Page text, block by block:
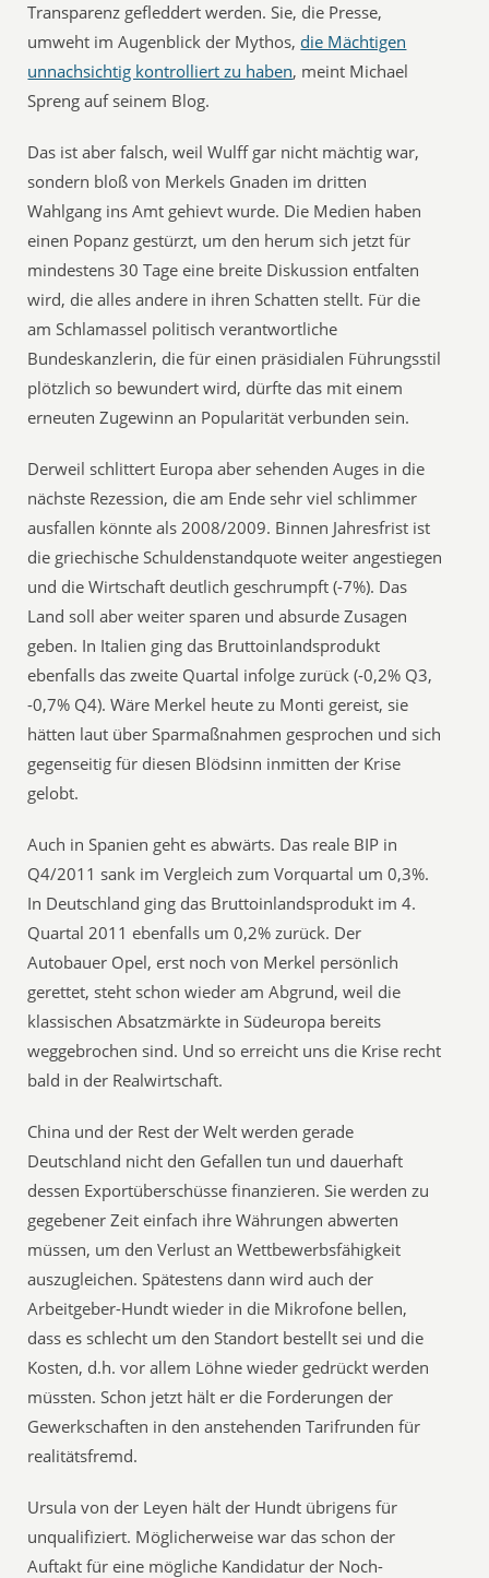
Transparenz gefleddert werden. Sie, die Presse,
umweht im Augenblick der Mythos, die Mächtigen
unnachsichtig kontrolliert zu haben, meint Michael
Spreng auf seinem Blog.
Das ist aber falsch, weil Wulff gar nicht mächtig war,
sondern bloß von Merkels Gnaden im dritten
Wahlgang ins Amt gehievt wurde. Die Medien haben
einen Popanz gestürzt, um den herum sich jetzt für
mindestens 30 Tage eine breite Diskussion entfalten
wird, die alles andere in ihren Schatten stellt. Für die
am Schlamassel politisch verantwortliche
Bundeskanzlerin, die für einen präsidialen Führungsstil
plötzlich so bewundert wird, dürfte das mit einem
erneuten Zugewinn an Popularität verbunden sein.
Derweil schlittert Europa aber sehenden Auges in die
nächste Rezession, die am Ende sehr viel schlimmer
ausfallen könnte als 2008/2009. Binnen Jahresfrist ist
die griechische Schuldenstandquote weiter angestiegen
und die Wirtschaft deutlich geschrumpft (-7%). Das
Land soll aber weiter sparen und absurde Zusagen
geben. In Italien ging das Bruttoinlandsprodukt
ebenfalls das zweite Quartal infolge zurück (-0,2% Q3,
-0,7% Q4). Wäre Merkel heute zu Monti gereist, sie
hätten laut über Sparmaßnahmen gesprochen und sich
gegenseitig für diesen Blödsinn inmitten der Krise
gelobt.
Auch in Spanien geht es abwärts. Das reale BIP in
Q4/2011 sank im Vergleich zum Vorquartal um 0,3%.
In Deutschland ging das Bruttoinlandsprodukt im 4.
Quartal 2011 ebenfalls um 0,2% zurück. Der
Autobauer Opel, erst noch von Merkel persönlich
gerettet, steht schon wieder am Abgrund, weil die
klassischen Absatzmärkte in Südeuropa bereits
weggebrochen sind. Und so erreicht uns die Krise recht
bald in der Realwirtschaft.
China und der Rest der Welt werden gerade
Deutschland nicht den Gefallen tun und dauerhaft
dessen Exportüberschüsse finanzieren. Sie werden zu
gegebener Zeit einfach ihre Währungen abwerten
müssen, um den Verlust an Wettbewerbsfähigkeit
auszugleichen. Spätestens dann wird auch der
Arbeitgeber-Hundt wieder in die Mikrofone bellen,
dass es schlecht um den Standort bestellt sei und die
Kosten, d.h. vor allem Löhne wieder gedrückt werden
müssten. Schon jetzt hält er die Forderungen der
Gewerkschaften in den anstehenden Tarifrunden für
realitätsfremd.
Ursula von der Leyen hält der Hundt übrigens für
unqualifiziert. Möglicherweise war das schon der
Auftakt für eine mögliche Kandidatur der Noch-